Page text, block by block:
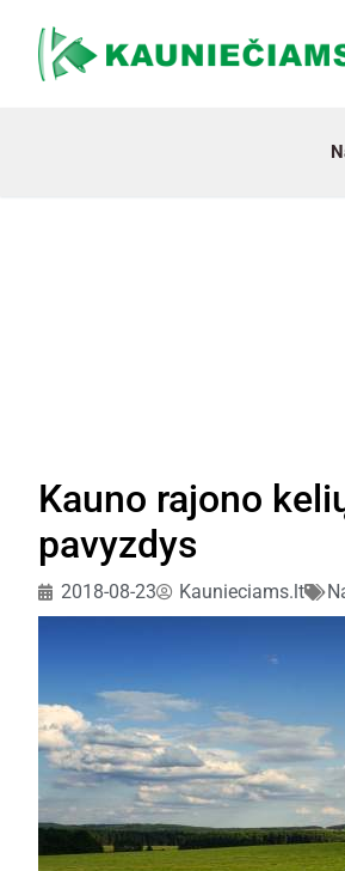
Kauno rajono
pavyzdys
2018-08-23 Kaunieciams.lt